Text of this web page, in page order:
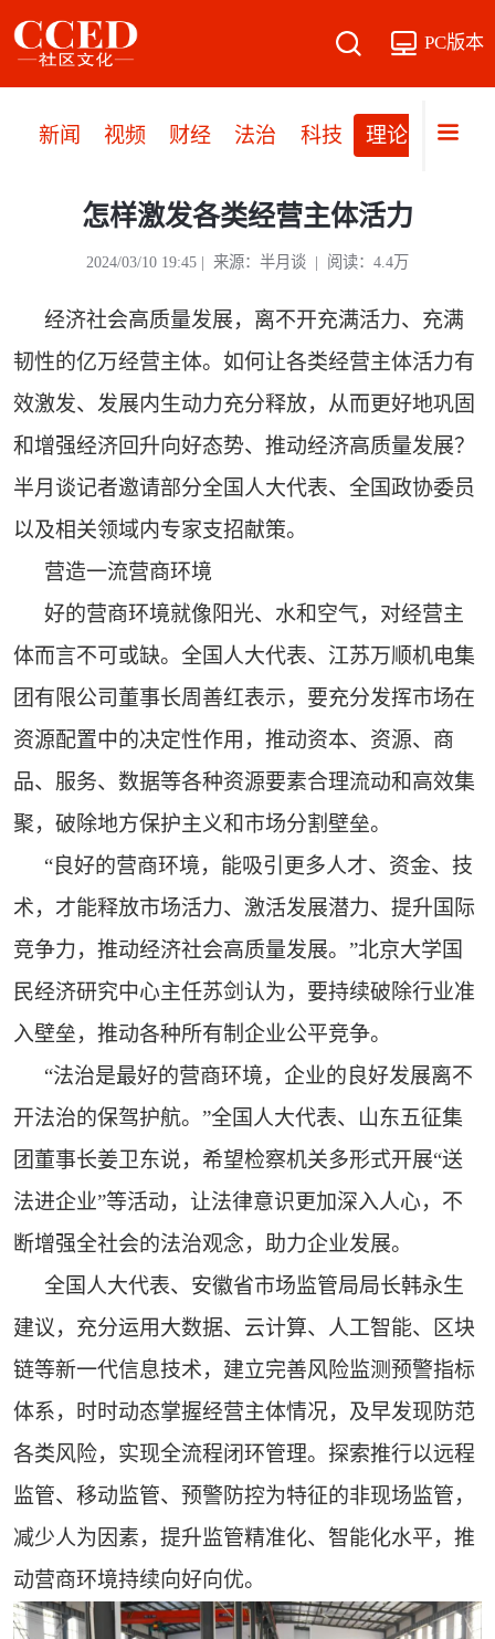
PC版本
新闻 视频 财经 法治 科技 理论 党建
怎样激发各类经营主体活力
2024/03/10 19:45 | 来源：半月谈 | 阅读：4.4万
经济社会高质量发展，离不开充满活力、充满
韧性的亿万经营主体。如何让各类经营主体活力有
效激发、发展内生动力充分释放，从而更好地巩固
和增强经济回升向好态势、推动经济高质量发展？
半月谈记者邀请部分全国人大代表、全国政协委员
以及相关领域内专家支招献策。
营造一流营商环境
好的营商环境就像阳光、水和空气，对经营主
体而言不可或缺。全国人大代表、江苏万顺机电集
团有限公司董事长周善红表示，要充分发挥市场在
资源配置中的决定性作用，推动资本、资源、商
品、服务、数据等各种资源要素合理流动和高效集
聚，破除地方保护主义和市场分割壁垒。
“良好的营商环境，能吸引更多人才、资金、技
术，才能释放市场活力、激活发展潜力、提升国际
竞争力，推动经济社会高质量发展。”北京大学国
民经济研究中心主任苏剑认为，要持续破除行业准
入壁垒，推动各种所有制企业公平竞争。
“法治是最好的营商环境，企业的良好发展离不
开法治的保驾护航。”全国人大代表、山东五征集
团董事长姜卫东说，希望检察机关多形式开展“送
法进企业”等活动，让法律意识更加深入人心，不
断增强全社会的法治观念，助力企业发展。
全国人大代表、安徽省市场监管局局长韩永生
建议，充分运用大数据、云计算、人工智能、区块
链等新一代信息技术，建立完善风险监测预警指标
体系，时时动态掌握经营主体情况，及早发现防范
各类风险，实现全流程闭环管理。探索推行以远程
监管、移动监管、预警防控为特征的非现场监管，
减少人为因素，提升监管精准化、智能化水平，推
动营商环境持续向好向优。